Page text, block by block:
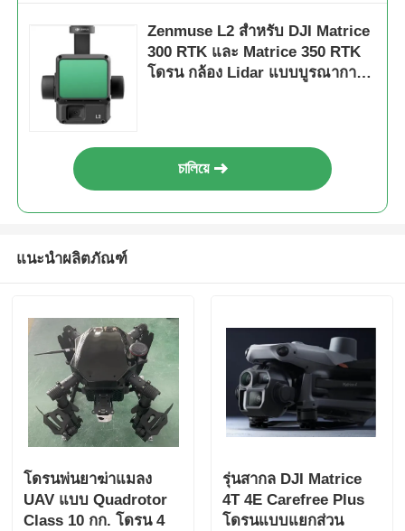
Zenmuse L2 สำหรับ DJI Matrice
300 RTK และ Matrice 350 RTK
โดรน กล้อง Lidar แบบบูรณาการ
চালিয়ে
แนะนำผลิตภัณฑ์
โดรนพ่นยาฆ่าแมลง
UAV แบบ Quadrotor
Class 10 กก. โดรน 4
รุ่นสากล DJI Matrice
4T 4E Carefree Plus
โดรนแบบแยกส่วน